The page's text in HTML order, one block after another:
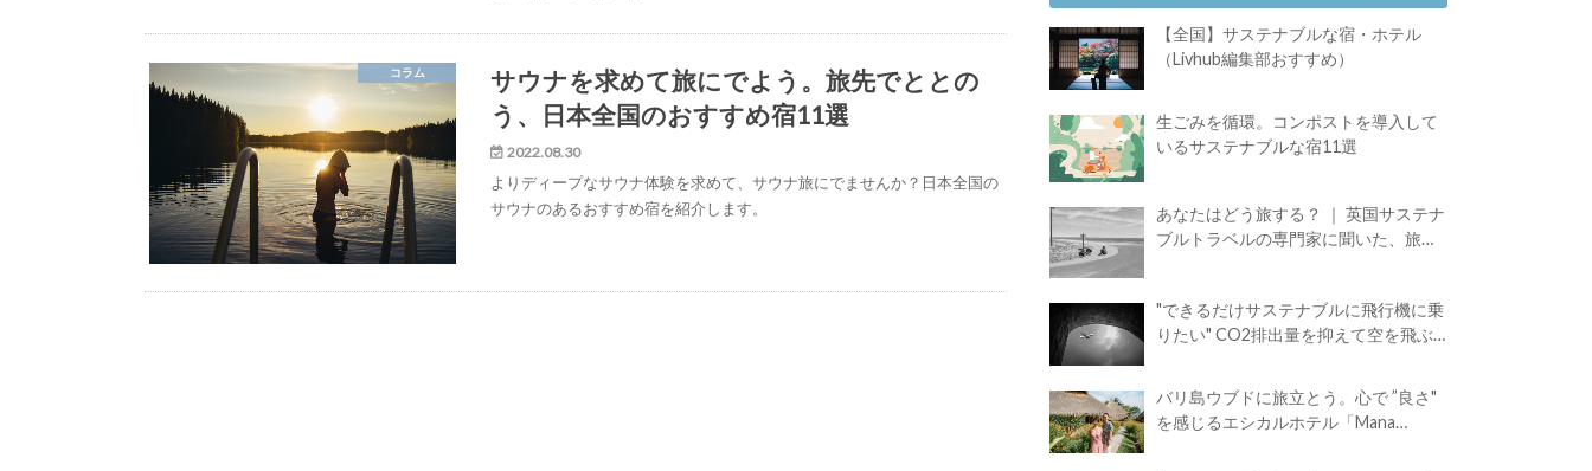
コラム
サウナを求めて旅にでよう。旅先でととの
う、日本全国のおすすめ宿11選
2022.08.30
よりディープなサウナ体験を求めて、サウナ旅にでませんか？日本全国の
サウナのあるおすすめ宿を紹介します。
【全国】サステナブルな宿・ホテル
（Livhub編集部おすすめ）
生ごみを循環。コンポストを導入して
いるサステナブルな宿11選
あなたはどう旅する？ ｜ 英国サステナ
ブルトラベルの専門家に聞いた、旅の
"できるだけサステナブルに飛行機に乗
りたい" CO2排出量を抑えて空を飛ぶ
バリ島ウブドに旅立とう。心で ”良さ"
を感じるエシカルホテル「Mana